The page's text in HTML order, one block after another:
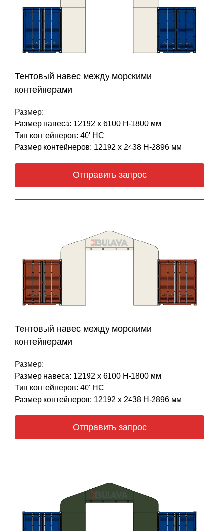
Тентовый навес между морскими
контейнерами
Размер:
Размер навеса: 12192 х 6100 Н-1800 мм
Тип контейнеров: 40' НС
Размер контейнеров: 12192 х 2438 Н-2896 мм
Отправить запрос
Тентовый навес между морскими
контейнерами
Размер:
Размер навеса: 12192 х 6100 Н-1800 мм
Тип контейнеров: 40' НС
Размер контейнеров: 12192 х 2438 Н-2896 мм
Отправить запрос